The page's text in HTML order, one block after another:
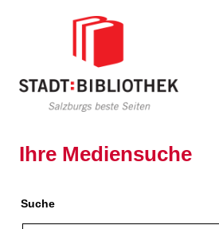
Ihre Mediensuche
Suche